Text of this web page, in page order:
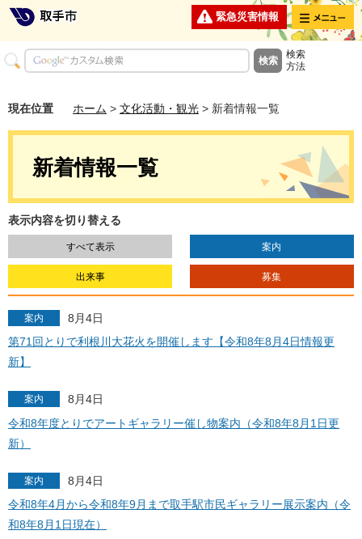
緊急災害情報 メニュー
検索
方法
現在位置 ホーム > 文化活動・観光 > 新着情報一覧
新着情報一覧
表示内容を切り替える
すべて表示 案内
出来事 募集
案内
8月4日
第71回とりで利根川大花火を開催します【令和8年8月4日情報更
新】
案内
8月4日
令和8年度とりでアートギャラリー催し物案内（令和8年8月1日更
新）
案内
8月4日
令和8年4月から令和8年9月まで取手駅市民ギャラリー展示案内（令
和8年8月1日現在）